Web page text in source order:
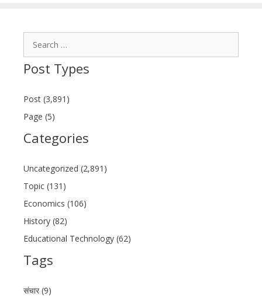
Post Types
Post (3,891)
Page (5)
Categories
Uncategorized (2,891)
Topic (131)
Economics (106)
History (82)
Educational Technology (62)
Tags
संचार (9)